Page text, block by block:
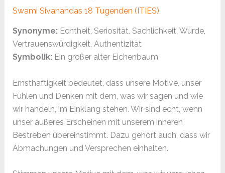
Swami Sivanandas 18 Tugenden (ITIES)
Synonyme:Echtheit, Seriosität, Sachlichkeit, Würde,
Vertrauenswürdigkeit, Authentizität
Symbolik:Ein großer alter Eichenbaum
Ernsthaftigkeit bedeutet, dass unsere Motive, unser
Fühlen und Denken mit dem, was wir sagen und wie
wir handeln, im Einklang stehen. Wir sind echt, wenn
unser äußeres Erscheinen mit unserem inneren
Bestreben übereinstimmt. Dazu gehört auch, dass wir
Abmachungen und Versprechen einhalten.